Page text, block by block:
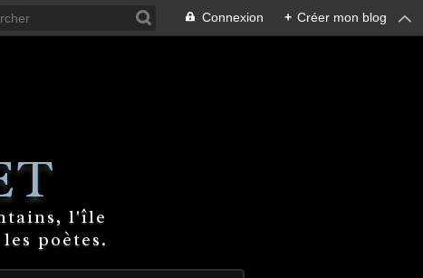
Connexion + Créer mon blog
l'île
poètes.